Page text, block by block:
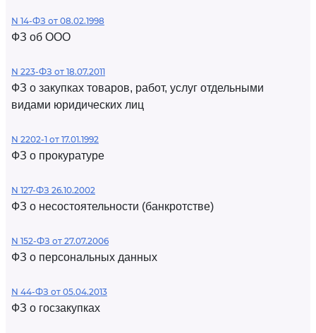
N 14-ФЗ от 08.02.1998
ФЗ об ООО
N 223-ФЗ от 18.07.2011
ФЗ о закупках товаров, работ, услуг отдельными
видами юридических лиц
N 2202-1 от 17.01.1992
ФЗ о прокуратуре
N 127-ФЗ 26.10.2002
ФЗ о несостоятельности (банкротстве)
N 152-ФЗ от 27.07.2006
ФЗ о персональных данных
N 44-ФЗ от 05.04.2013
ФЗ о госзакупках